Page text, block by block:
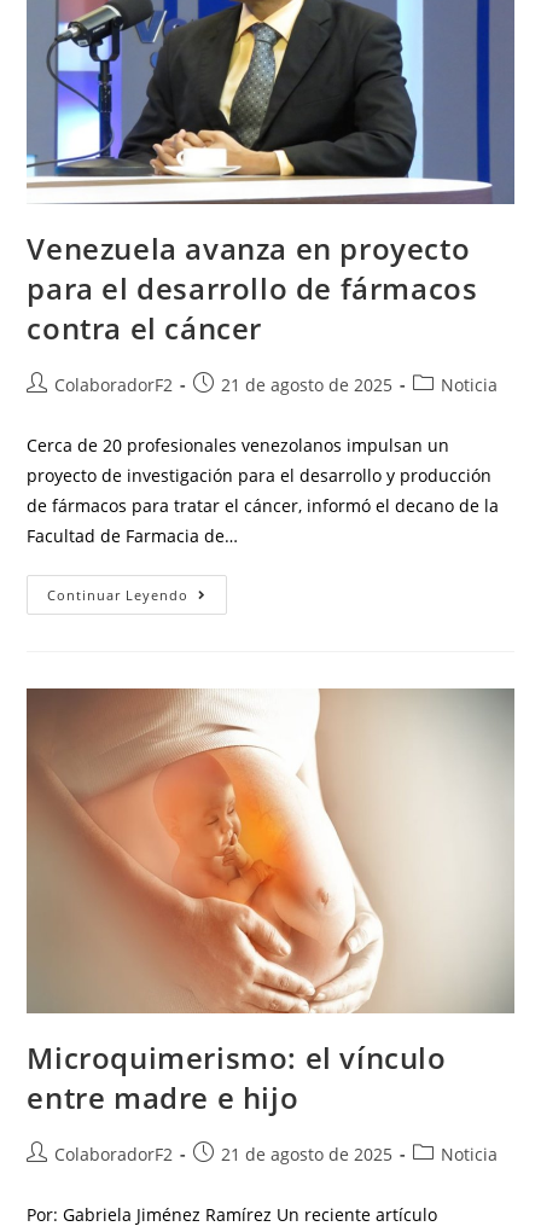
Venezuela avanza en proyecto
para el desarrollo de fármacos
contra el cáncer
ColaboradorF2 21 de agosto de 2025 Noticia
Cerca de 20 profesionales venezolanos impulsan un
proyecto de investigación para el desarrollo y producción
de fármacos para tratar el cáncer, informó el decano de la
Facultad de Farmacia de…
Continuar Leyendo
Microquimerismo: el vínculo
entre madre e hijo
ColaboradorF2 21 de agosto de 2025 Noticia
Por: Gabriela Jiménez Ramírez Un reciente artículo